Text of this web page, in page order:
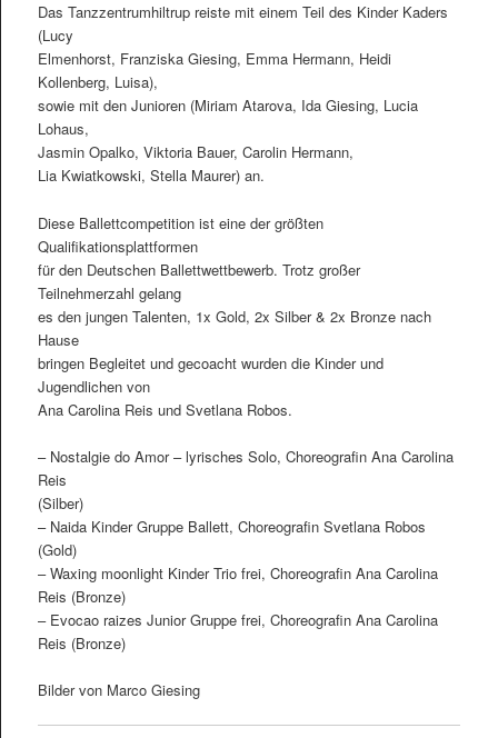
Das Tanzzentrumhiltrup reiste mit einem Teil des Kinder Kaders
(Lucy
Elmenhorst, Franziska Giesing, Emma Hermann, Heidi
Kollenberg, Luisa),
sowie mit den Junioren (Miriam Atarova, Ida Giesing, Lucia
Lohaus,
Jasmin Opalko, Viktoria Bauer, Carolin Hermann,
Lia Kwiatkowski, Stella Maurer) an.
Diese Ballettcompetition ist eine der größten
Qualifikationsplattformen
für den Deutschen Ballettwettbewerb. Trotz großer
Teilnehmerzahl gelang
es den jungen Talenten, 1x Gold, 2x Silber & 2x Bronze nach
Hause
bringen Begleitet und gecoacht wurden die Kinder und
Jugendlichen von
Ana Carolina Reis und Svetlana Robos.
– Nostalgie do Amor – lyrisches Solo, Choreografin Ana Carolina
Reis
(Silber)
– Naida Kinder Gruppe Ballett, Choreografin Svetlana Robos
(Gold)
– Waxing moonlight Kinder Trio frei, Choreografin Ana Carolina
Reis (Bronze)
– Evocao raizes Junior Gruppe frei, Choreografin Ana Carolina
Reis (Bronze)
Bilder von Marco Giesing